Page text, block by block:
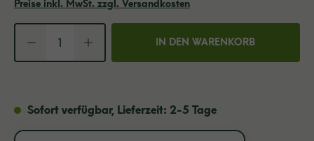
Preise inkl. MwSt. zzgl. Versandkosten
Produkt Anzahl: Gib den
IN DEN WARENKORB
Sofort verfügbar, Lieferzeit: 2-5 Tage